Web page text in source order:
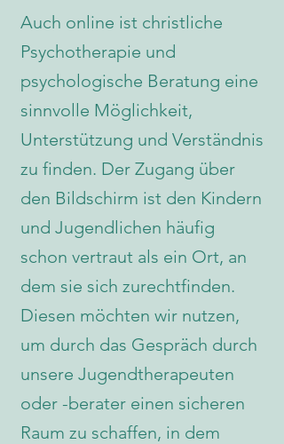
Auch online ist christliche
Psychotherapie und
psychologische Beratung eine
sinnvolle Möglichkeit,
Unterstützung und Verständnis
zu finden. Der Zugang über
den Bildschirm ist den Kindern
und Jugendlichen häufig
schon vertraut als ein Ort, an
dem sie sich zurechtfinden.
Diesen möchten wir nutzen,
um durch das Gespräch durch
unsere Jugendtherapeuten
oder -berater einen sicheren
Raum zu schaffen, in dem